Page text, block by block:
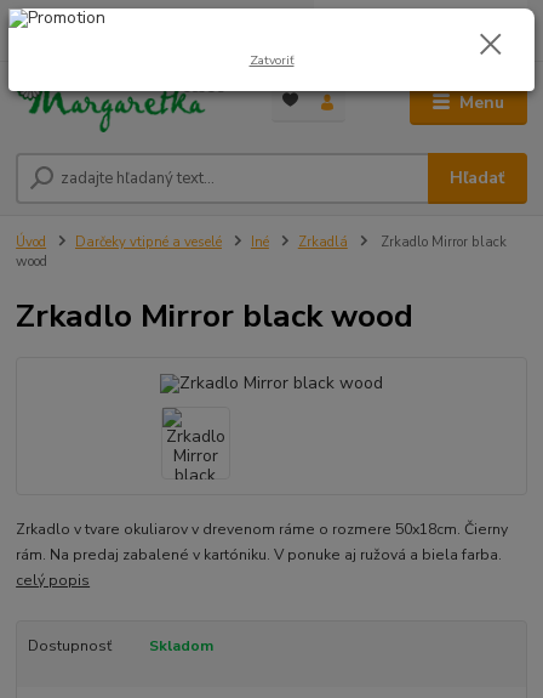
Menu
Hľadať
0948 236 042
0,00 €
Úvod Darčeky vtipné a veselé Iné Zrkadlá
Zrkadlo Mirror black
wood
Zrkadlo Mirror black wood
Zrkadlo v tvare okuliarov v drevenom ráme o rozmere 50x18cm. Čierny
rám. Na predaj zabalené v kartóniku. V ponuke aj ružová a biela farba.
celý popis
Dostupnosť Skladom
Zatvoriť